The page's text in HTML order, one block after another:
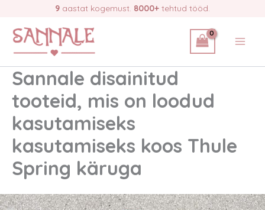
content
9 aastat kogemust. 8000+ tehtud tööd.
Sannale disainitud
tooteid, mis on loodud
kasutamiseks
kasutamiseks koos Thule
Spring käruga